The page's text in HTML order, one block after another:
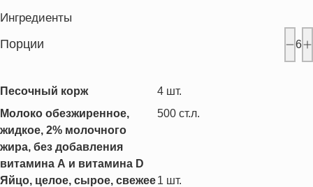
Ингредиенты
Порции 6
Песочный корж 4 шт.
Молоко обезжиренное,
жидкое, 2% молочного
жира, без добавления
витамина А и витамина D
500 ст.л.
Яйцо, целое, сырое, свежее1 шт.